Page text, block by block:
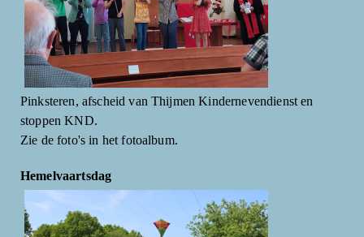
Pinksteren, afscheid van Thijmen Kindernevendienst en
stoppen KND.
Zie de foto's in het fotoalbum.
Hemelvaartsdag